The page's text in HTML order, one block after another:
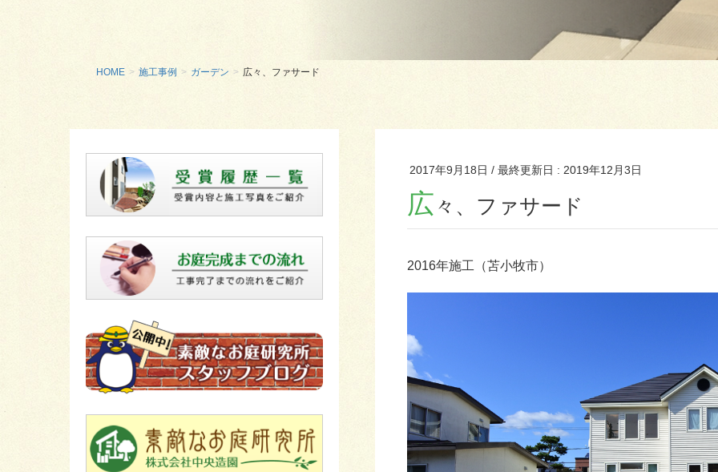
HOME 施工事例 ガーデン 広々、ファサード
2017年9月18日 / 最終更新日 : 2019年12月3日
広 々、ファサード
2016年施工（苫小牧市）